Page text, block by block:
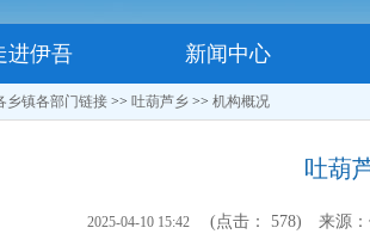
进伊吾 新闻中心
乡镇各部门链接 >> 吐葫芦乡 >> 机构概况
吐葫
2025-04-10 15:42 (点击： 578) 来源